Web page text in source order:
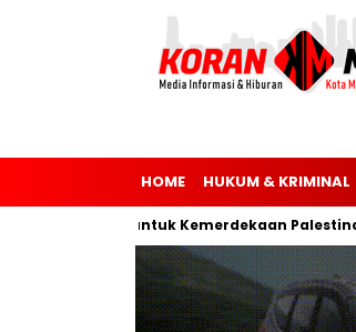
HOME HUKUM & KRIMINAL
untuk Kemerdekaan Palestina